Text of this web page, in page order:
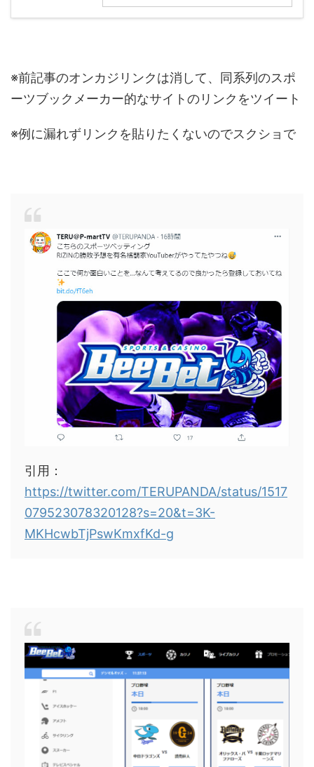
※前記事のオンカジリンクは消して、同系列のスポ
ーツブックメーカー的なサイトのリンクをツイート
※例に漏れずリンクを貼りたくないのでスクショで
引用：
https://twitter.com/TERUPANDA/status/1517
079523078320128?s=20&t=3K-
MKHcwbTjPswKmxfKd-g